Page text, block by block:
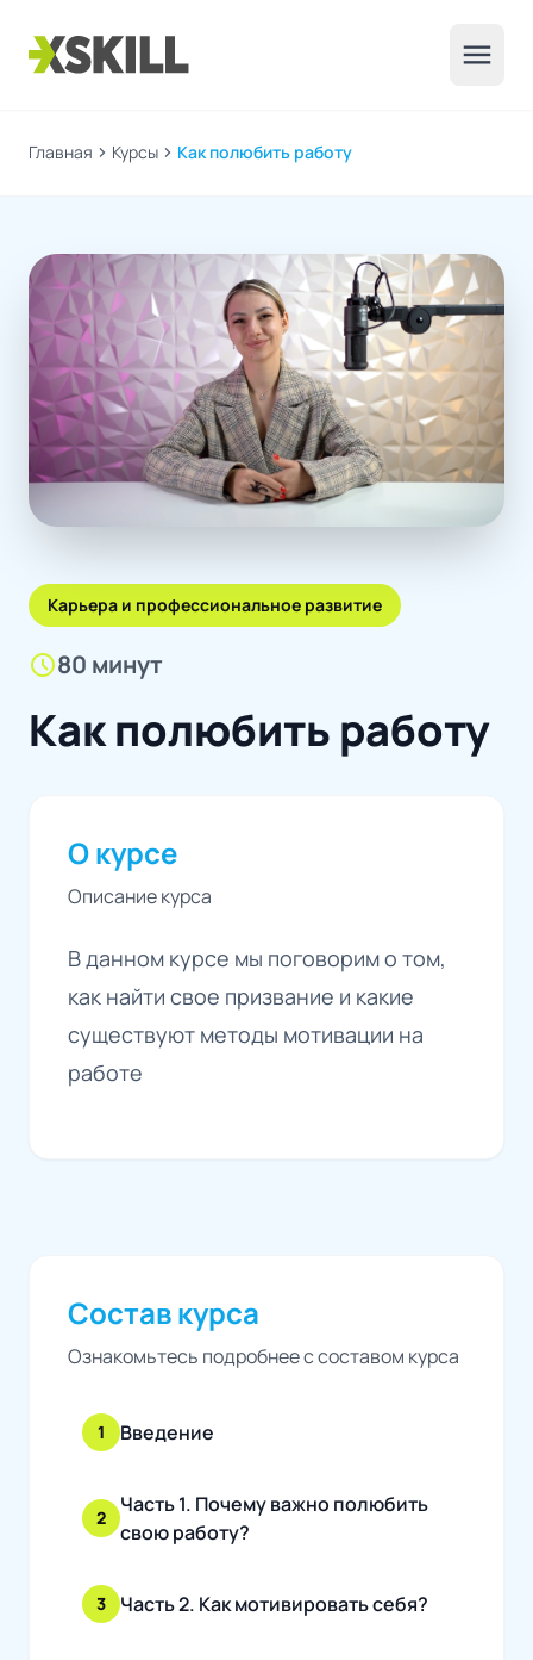
menu
Главная chevron_right Курсы chevron_right Как полюбить работу
Карьера и профессиональное развитие
schedule80 минут
Как полюбить работу
О курсе
Описание курса
В данном курсе мы поговорим о том,
как найти свое призвание и какие
существуют методы мотивации на
работе
Состав курса
Ознакомьтесь подробнее с составом курса
1 Введение
2
Часть 1. Почему важно полюбить
свою работу?
3 Часть 2. Как мотивировать себя?